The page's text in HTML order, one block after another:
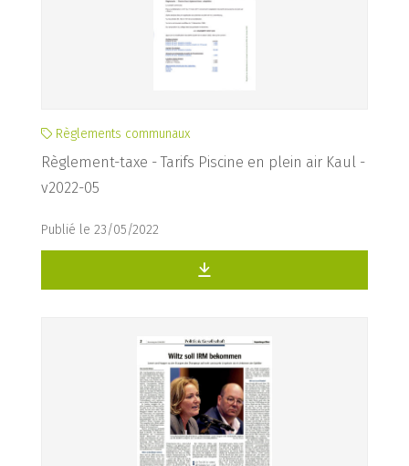
Règlements communaux
Règlement-taxe - Tarifs Piscine en plein air Kaul -
v2022-05
Publié le 23/05/2022